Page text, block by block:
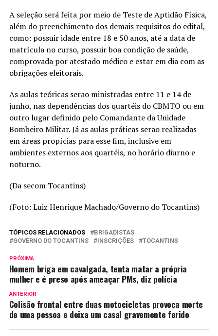
A seleção será feita por meio de Teste de Aptidão Física,
além do preenchimento dos demais requisitos do edital,
como: possuir idade entre 18 e 50 anos, até a data de
matrícula no curso, possuir boa condição de saúde,
comprovada por atestado médico e estar em dia com as
obrigações eleitorais.
As aulas teóricas serão ministradas entre 11 e 14 de
junho, nas dependências dos quartéis do CBMTO ou em
outro lugar definido pelo Comandante da Unidade
Bombeiro Militar. Já as aulas práticas serão realizadas
em áreas propícias para esse fim, inclusive em
ambientes externos aos quartéis, no horário diurno e
noturno.
(Da secom Tocantins)
(Foto: Luiz Henrique Machado/Governo do Tocantins)
TÓPICOS RELACIONADOS
BRIGADISTAS
GOVERNO DO TOCANTINS
INSCRIÇÕES TOCANTINS
PRÓXIMA
Homem briga em cavalgada, tenta matar a própria
mulher e é preso após ameaçar PMs, diz polícia
ANTERIOR
Colisão frontal entre duas motocicletas provoca morte
de uma pessoa e deixa um casal gravemente ferido